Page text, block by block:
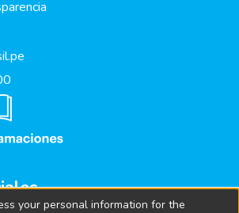
your personal information for the